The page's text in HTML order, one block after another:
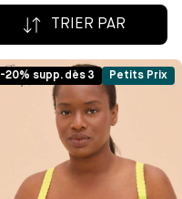
TRIER PAR
-20% supp. dès 3 Petits Prix